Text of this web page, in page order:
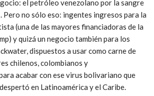
el petróleo venezolano por la sangre
Pero no sólo eso: ingentes ingresos para la
(una de las mayores financiadoras de la
y quizá un negocio también para los
dispuestos a usar como carne de
chilenos, colombianos y
acabar con ese virus bolivariano que
en Latinoamérica y el Caribe.